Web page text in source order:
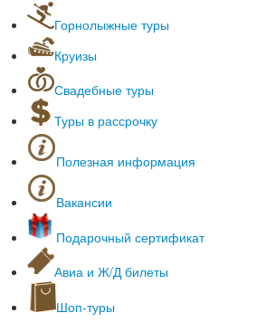
Горнолыжные туры
Горнолыжные курорты за рубежом
Горнолыжные туры в России
Горнолыжные туры автобусом
Круизы
Морские круизы
Речные круизы
Свадебные туры
Туры в рассрочку
Полезная информация
Оформление загранпаспортов
Полезные сервисы
Культурные места
Он-лайн табло аэропортов
Наши партнеры
Вакансии
Подарочный сертификат
Авиа и Ж/Д билеты
Шоп-туры